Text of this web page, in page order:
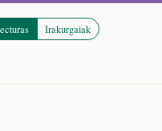
Irakurgaiak